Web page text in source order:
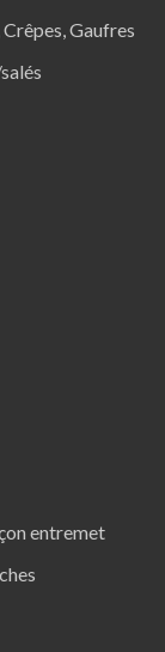
Gaufres
entremet